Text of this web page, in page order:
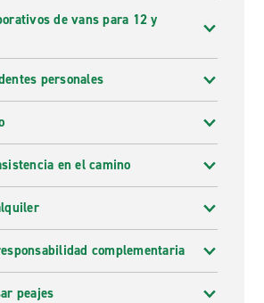
de vans para 12 y
personales
en el camino
complementaria
peajes